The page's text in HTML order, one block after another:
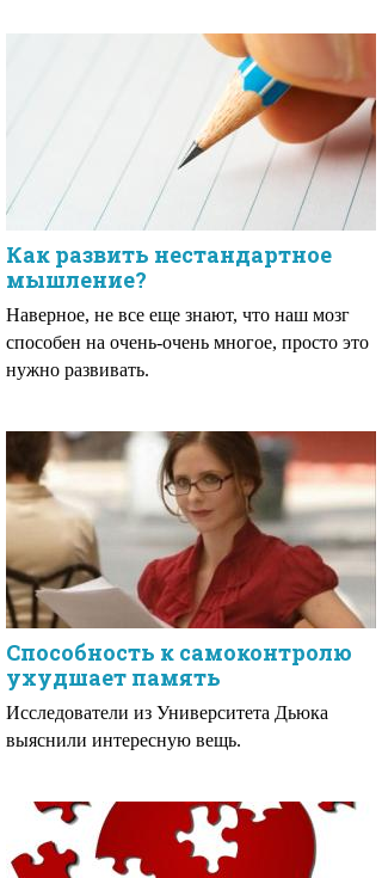
Как развить нестандартное
мышление?
Наверное, не все еще знают, что наш мозг
способен на очень-очень многое, просто это
нужно развивать.
Способность к самоконтролю
ухудшает память
Исследователи из Университета Дьюка
выяснили интересную вещь.